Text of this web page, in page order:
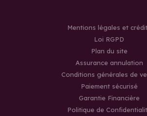
Mentions légales et
Loi RGPD
Plan du site
Assurance annulation
Conditions générales de
Paiement sécurisé
Garantie Financière
Politique de